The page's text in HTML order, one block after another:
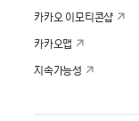
카카오 이모티콘샵
카카오맵
지속가능성